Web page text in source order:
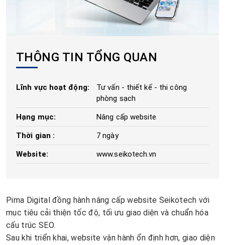
THÔNG TIN TỔNG QUAN
Lĩnh vực hoạt động:
Tư vấn - thiết kế - thi công
phòng sạch
Hạng mục: Nâng cấp website
Thời gian : 7 ngày
Website: www.seikotech.vn
Pima Digital đồng hành nâng cấp website Seikotech với
mục tiêu cải thiện tốc độ, tối ưu giao diện và chuẩn hóa
cấu trúc SEO.
Sau khi triển khai, website vận hành ổn định hơn, giao diện